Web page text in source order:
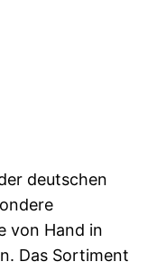
deutschen
von Hand in
Das Sortiment